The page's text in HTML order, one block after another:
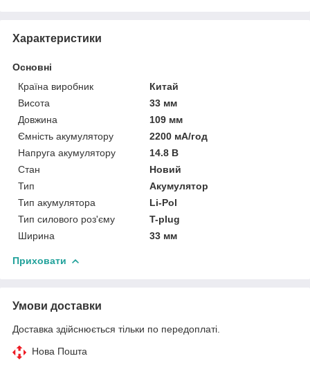
Характеристики
Основні
Країна виробник
Китай
Висота
33 мм
Довжина
109 мм
Ємність акумулятору
2200 мА/год
Напруга акумулятору
14.8 В
Стан
Новий
Тип
Акумулятор
Тип акумулятора
Li-Pol
Тип силового роз'єму
T-plug
Ширина
33 мм
Приховати
Умови доставки
Доставка здійснюється тільки по передоплаті.
Нова Пошта